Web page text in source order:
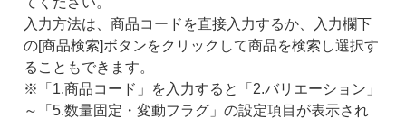
入力方法は、商品コードを直接入力するか、入力欄下
の[商品検索]ボタンをクリックして商品を検索し選択す
ることもできます。
※「1.商品コード」を入力すると「2.バリエーション」
～「5.数量固定・変動フラグ」の設定項目が表示され